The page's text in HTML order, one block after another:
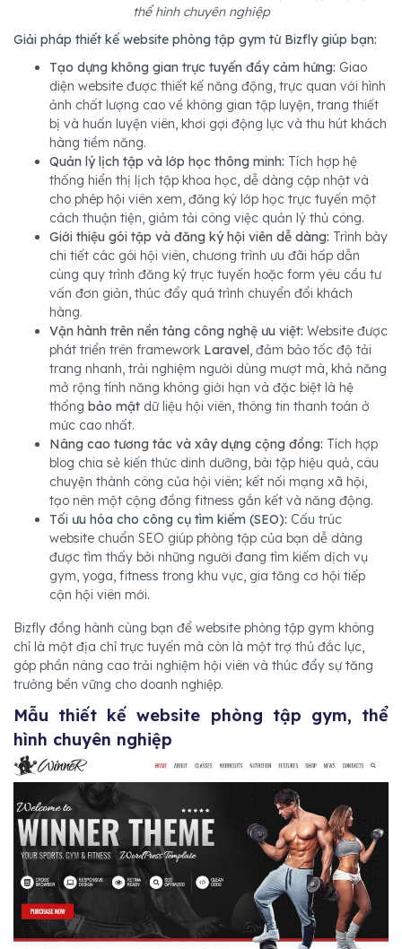
thể hình chuyên nghiệp
Giải pháp thiết kế website phòng tập gym từ Bizfly giúp bạn:
Tạo dựng không gian trực tuyến đầy cảm hứng: Giao
diện website được thiết kế năng động, trực quan với hình
ảnh chất lượng cao về không gian tập luyện, trang thiết
bị và huấn luyện viên, khơi gợi động lực và thu hút khách
hàng tiềm năng.
Quản lý lịch tập và lớp học thông minh: Tích hợp hệ
thống hiển thị lịch tập khoa học, dễ dàng cập nhật và
cho phép hội viên xem, đăng ký lớp học trực tuyến một
cách thuận tiện, giảm tải công việc quản lý thủ công.
Giới thiệu gói tập và đăng ký hội viên dễ dàng: Trình bày
chi tiết các gói hội viên, chương trình ưu đãi hấp dẫn
cùng quy trình đăng ký trực tuyến hoặc form yêu cầu tư
vấn đơn giản, thúc đẩy quá trình chuyển đổi khách
hàng.
Vận hành trên nền tảng công nghệ ưu việt: Website được
phát triển trên framework Laravel , đảm bảo tốc độ tải
trang nhanh, trải nghiệm người dùng mượt mà, khả năng
mở rộng tính năng không giới hạn và đặc biệt là hệ
thống bảo mật dữ liệu hội viên, thông tin thanh toán ở
mức cao nhất.
Nâng cao tương tác và xây dựng cộng đồng: Tích hợp
blog chia sẻ kiến thức dinh dưỡng, bài tập hiệu quả, câu
chuyện thành công của hội viên; kết nối mạng xã hội,
tạo nên một cộng đồng fitness gắn kết và năng động.
Tối ưu hóa cho công cụ tìm kiếm (SEO): Cấu trúc
website chuẩn SEO giúp phòng tập của bạn dễ dàng
được tìm thấy bởi những người đang tìm kiếm dịch vụ
gym, yoga, fitness trong khu vực, gia tăng cơ hội tiếp
cận hội viên mới.
Bizfly đồng hành cùng bạn để website phòng tập gym không
chỉ là một địa chỉ trực tuyến mà còn là một trợ thủ đắc lực,
góp phần nâng cao trải nghiệm hội viên và thúc đẩy sự tăng
trưởng bền vững cho doanh nghiệp.
Mẫu thiết kế website phòng tập gym, thể
hình chuyên nghiệp